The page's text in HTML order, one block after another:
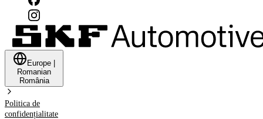
Europe
Romanian
România
Politica de
confidențialitate